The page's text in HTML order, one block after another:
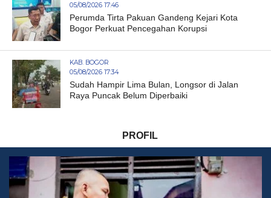
05/08/2026 17:46
Perumda Tirta Pakuan Gandeng Kejari Kota
Bogor Perkuat Pencegahan Korupsi
KAB. BOGOR
05/08/2026 17:34
Sudah Hampir Lima Bulan, Longsor di Jalan
Raya Puncak Belum Diperbaiki
PROFIL